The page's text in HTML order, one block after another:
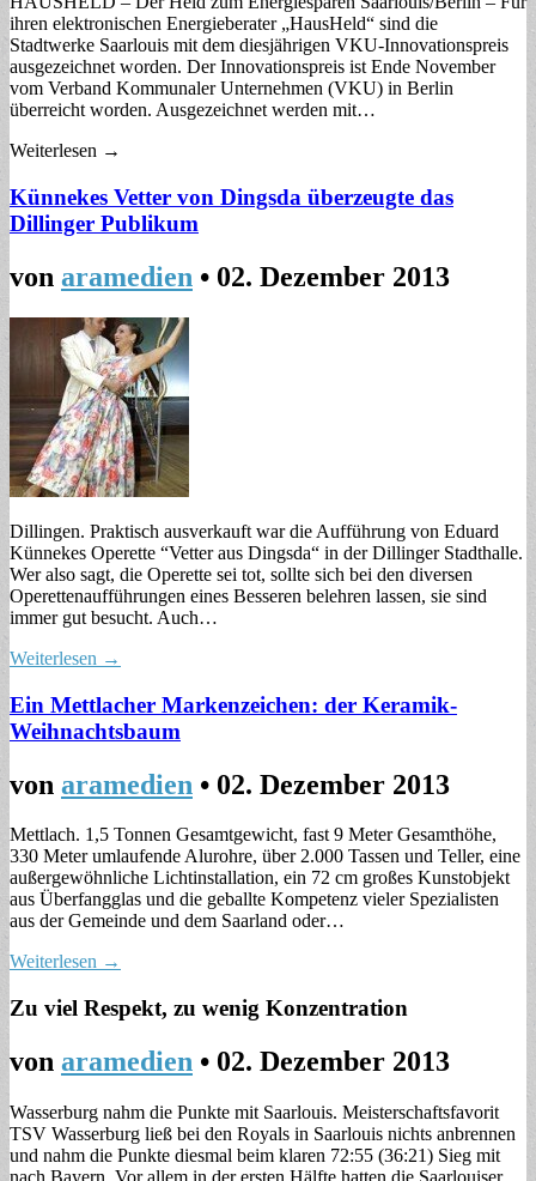
ihren elektronischen Energieberater „HausHeld“ sind die
Stadtwerke Saarlouis mit dem diesjährigen VKU-Innovationspreis
ausgezeichnet worden. Der Innovationspreis ist Ende November
vom Verband Kommunaler Unternehmen (VKU) in Berlin
überreicht worden. Ausgezeichnet werden mit…
Weiterlesen →
Künnekes Vetter von Dingsda überzeugte das
Dillinger Publikum
von aramedien • 02. Dezember 2013
Dillingen. Praktisch ausverkauft war die Aufführung von Eduard
Künnekes Operette “Vetter aus Dingsda“ in der Dillinger Stadthalle.
Wer also sagt, die Operette sei tot, sollte sich bei den diversen
Operettenaufführungen eines Besseren belehren lassen, sie sind
immer gut besucht. Auch…
Weiterlesen →
Ein Mettlacher Markenzeichen: der Keramik-
Weihnachtsbaum
von aramedien • 02. Dezember 2013
Mettlach. 1,5 Tonnen Gesamtgewicht, fast 9 Meter Gesamthöhe,
330 Meter umlaufende Alurohre, über 2.000 Tassen und Teller, eine
außergewöhnliche Lichtinstallation, ein 72 cm großes Kunstobjekt
aus Überfangglas und die geballte Kompetenz vieler Spezialisten
aus der Gemeinde und dem Saarland oder…
Weiterlesen →
Zu viel Respekt, zu wenig Konzentration
von aramedien • 02. Dezember 2013
Wasserburg nahm die Punkte mit Saarlouis. Meisterschaftsfavorit
TSV Wasserburg ließ bei den Royals in Saarlouis nichts anbrennen
und nahm die Punkte diesmal beim klaren 72:55 (36:21) Sieg mit
nach Bayern. Vor allem in der ersten Hälfte hatten die Saarlouiser